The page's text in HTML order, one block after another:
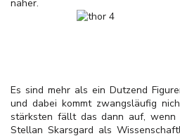
näher.
Es sind mehr als ein Dutzend
und dabei kommt zwangsläufig
stärksten fällt das dann auf, wenn
Stellan Skarsgard als